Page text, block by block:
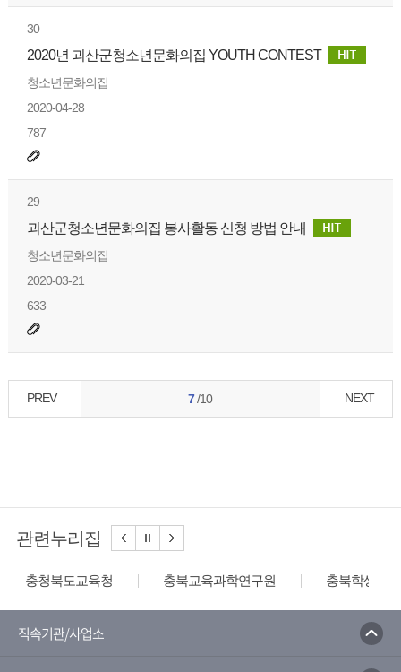
30
2020년 괴산군청소년문화의집 YOUTH CONTEST
청소년문화의집
2020-04-28
787
29
괴산군청소년문화의집 봉사활동 신청 방법 안내
청소년문화의집
2020-03-21
633
PREV 7/10 NEXT
관련누리집
충청북도교육청 충북교육과학연구원 충북학생교
직속기관/사업소